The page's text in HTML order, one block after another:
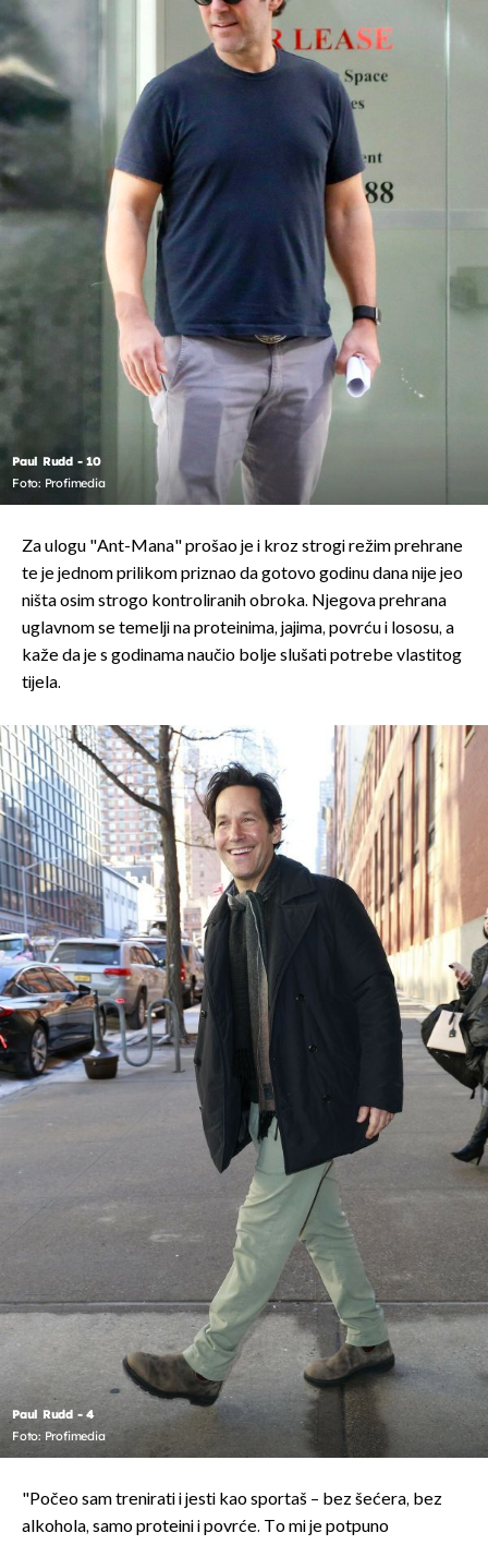
Paul Rudd - 10
Foto: Profimedia
Za ulogu "Ant-Mana" prošao je i kroz strogi režim prehrane
te je jednom prilikom priznao da gotovo godinu dana nije jeo
ništa osim strogo kontroliranih obroka. Njegova prehrana
uglavnom se temelji na proteinima, jajima, povrću i lososu, a
kaže da je s godinama naučio bolje slušati potrebe vlastitog
tijela.
Paul Rudd - 4
Foto: Profimedia
"Počeo sam trenirati i jesti kao sportaš – bez šećera, bez
alkohola, samo proteini i povrće. To mi je potpuno